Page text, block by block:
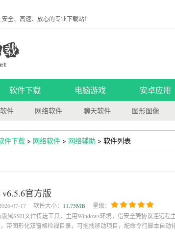
全、高速、放心的专业下载站！
软件下载 电脑游戏 安卓应用
件 网络软件 聊天软件 图形图像
件下载 > 网络软件 > 网络辅助 > 软件列表
v6.5.6官方版
07-17 软件大小： 11.75MB
星级：
版属SSH文件传送工具，主用Windows环境，借安全壳协议连远
带图形化双窗格检视目录，可拖拽移动项目，配命令行脚本自动